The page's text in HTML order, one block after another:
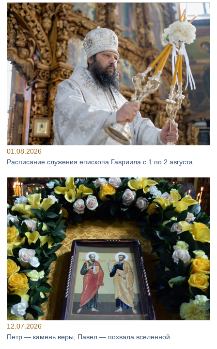
01.08.2026
Расписание служения епископа Гавриила с 1 по 2 августа
12.07.2026
Петр — камень веры, Павел — похвала вселенной